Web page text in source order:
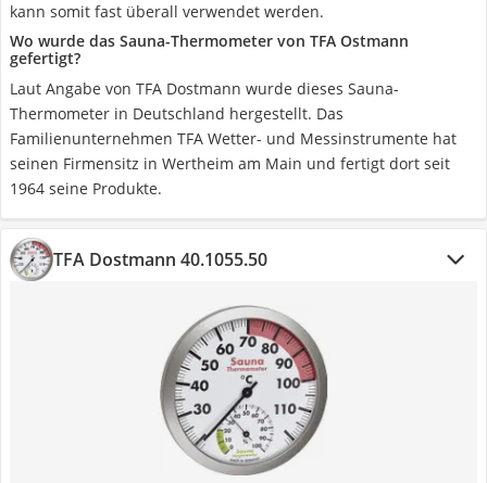
kann somit fast überall verwendet werden.
Wo wurde das Sauna-Thermometer von TFA Ostmann
gefertigt?
Laut Angabe von TFA Dostmann wurde dieses Sauna-
Thermometer in Deutschland hergestellt. Das
Familienunternehmen TFA Wetter- und Messinstrumente hat
seinen Firmensitz in Wertheim am Main und fertigt dort seit
1964 seine Produkte.
TFA Dostmann 40.1055.50